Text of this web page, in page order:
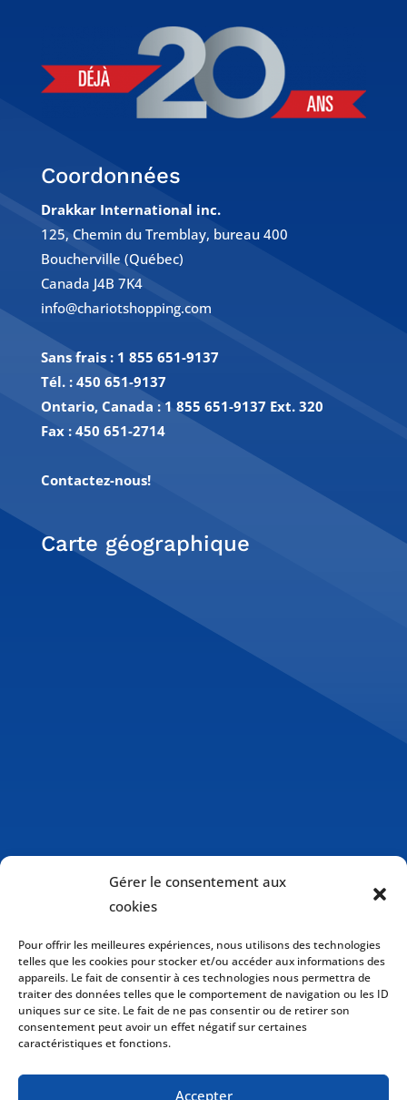
Gérer le consentement aux
cookies
Pour offrir les meilleures expériences, nous utilisons des technologies
telles que les cookies pour stocker et/ou accéder aux informations des
appareils. Le fait de consentir à ces technologies nous permettra de
traiter des données telles que le comportement de navigation ou les ID
uniques sur ce site. Le fait de ne pas consentir ou de retirer son
consentement peut avoir un effet négatif sur certaines
caractéristiques et fonctions.
Accepter
Coordonnées
Drakkar International inc.
125, Chemin du Tremblay, bureau 400
Boucherville (Québec)
Canada J4B 7K4
info@chariotshopping.com
Sans frais : 1 855 651-9137
Tél. : 450 651-9137
Ontario, Canada : 1 855 651-9137 Ext. 320
Fax : 450 651-2714
Contactez-nous!
Carte géographique